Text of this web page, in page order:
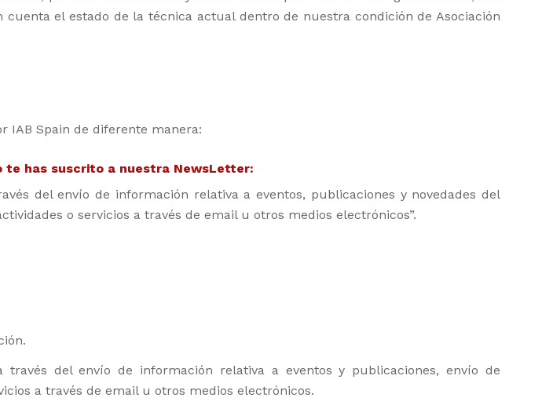
el estado de la técnica actual dentro de nuestra condición de Asociación
IAB Spain de diferente manera:
has suscrito a nuestra NewsLetter:
del envío de información relativa a eventos, publicaciones y novedades del
o servicios a través de email u otros medios electrónicos”.
del envío de información relativa a eventos y publicaciones, envío de
a través de email u otros medios electrónicos.